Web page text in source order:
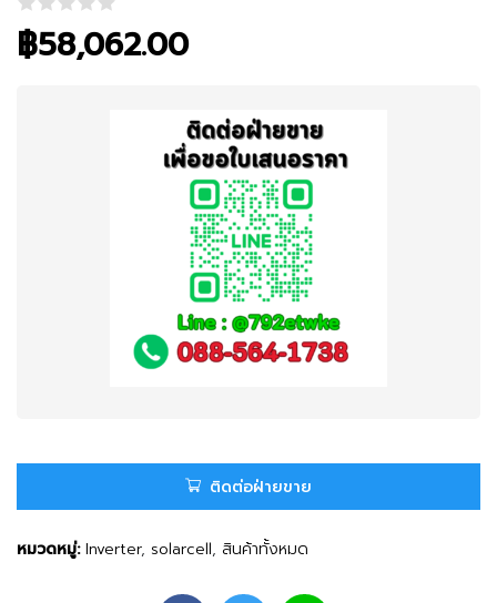
฿58,062.00
ติดต่อฝ่ายขาย
หมวดหมู่: Inverter, solarcell, สินค้าทั้งหมด